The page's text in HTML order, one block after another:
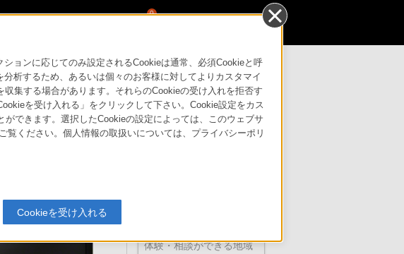
0
サポート・お問い合わせ
体験・相談ができる地域
ョンに応じてのみ設定されるCookieは通常、必須Cookieと呼
析するため、あるいは個々のお客様に対してよりカスタマイ
集する場合があります。それらのCookieの受け入れを拒否す
を受け入れる」をクリックして下さい。Cookie設定をカス
できます。選択したCookieの設定によっては、このウェブサ
ください。個人情報の取扱いについては、プライバシーポリ
Cookieを受け入れる